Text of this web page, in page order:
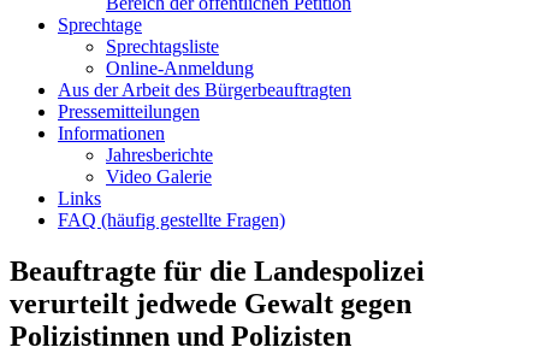
Sprechtage
Sprechtagsliste
Online-Anmeldung
Aus der Arbeit des Bürgerbeauftragten
Pressemitteilungen
Informationen
Jahresberichte
Video Galerie
Links
FAQ (häufig gestellte Fragen)
Beauftragte für die Landespolizei
verurteilt jedwede Gewalt gegen
Polizistinnen und Polizisten